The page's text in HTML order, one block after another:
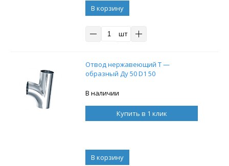
В корзину
шт
Отвод нержавеющий Т —
образный Ду 50 D1 50
В наличии
Купить в 1 клик
В корзину